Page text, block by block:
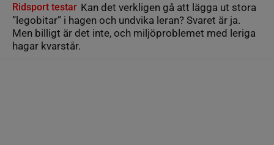
Ridsport testar Kan det verkligen gå att lägga ut stora
”legobitar” i hagen och undvika leran? Svaret är ja.
Men billigt är det inte, och miljöproblemet med leriga
hagar kvarstår.